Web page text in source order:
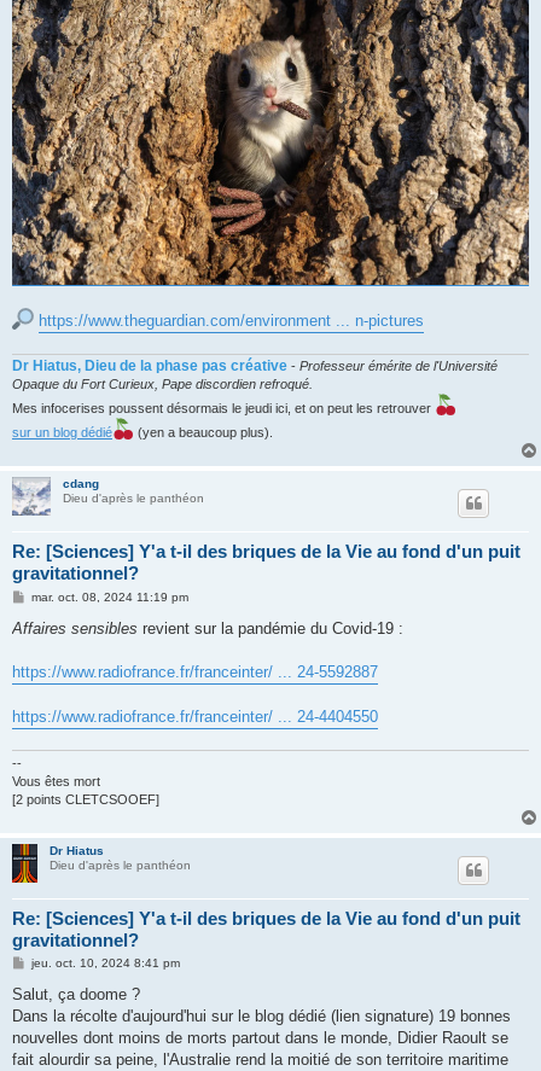
https://www.theguardian.com/environment ... n-pictures
Dr Hiatus, Dieu de la phase pas créative - Professeur émérite de l'Université
Opaque du Fort Curieux, Pape discordien refroqué.
Mes infocerises poussent désormais le jeudi ici, et on peut les retrouver
sur un blog dédié
(yen a beaucoup plus).
cdang
Dieu d'après le panthéon
Re: [Sciences] Y'a t-il des briques de la Vie au fond d'un puit
gravitationnel?
M
s
g
e
mar. oct. 08, 2024 11:19 pm
Affaires sensibles revient sur la pandémie du Covid-19 :
https://www.radiofrance.fr/franceinter/ ... 24-5592887
https://www.radiofrance.fr/franceinter/ ... 24-4404550
--
Vous êtes mort
[2 points CLETCSOOEF]
Dr Hiatus
Dieu d'après le panthéon
Re: [Sciences] Y'a t-il des briques de la Vie au fond d'un puit
gravitationnel?
M
s
a
g
jeu. oct. 10, 2024 8:41 pm
Salut, ça doome ?
Dans la récolte d'aujourd'hui sur le blog dédié (lien signature) 19 bonnes
nouvelles dont moins de morts partout dans le monde, Didier Raoult se
fait alourdir sa peine, l'Australie rend la moitié de son territoire maritime